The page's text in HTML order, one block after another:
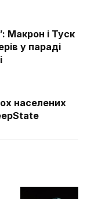
Макрон і Туск
у параді
населених